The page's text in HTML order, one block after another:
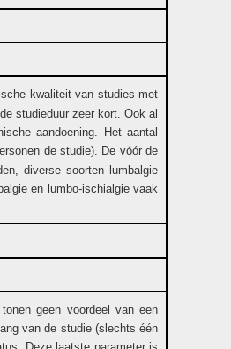
kwaliteit van studies met
studieduur zeer kort. Ook al
aandoening. Het aantal
de studie). De vóór de
diverse soorten lumbalgie
en lumbo-ischialgie vaak
geen voordeel van een
van de studie (slechts één